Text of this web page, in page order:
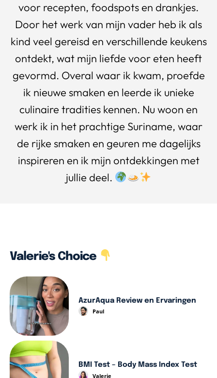
voor recepten, foodspots en drankjes.
Door het werk van mijn vader heb ik als
kind veel gereisd en verschillende keukens
ontdekt, wat mijn liefde voor eten heeft
gevormd. Overal waar ik kwam, proefde
ik nieuwe smaken en leerde ik unieke
culinaire tradities kennen. Nu woon en
werk ik in het prachtige Suriname, waar
de rijke smaken en geuren me dagelijks
inspireren en ik mijn ontdekkingen met
jullie deel.
Valerie's Choice
AzurAqua Review en Ervaringen
Paul
BMI Test – Body Mass Index Test
Valerie